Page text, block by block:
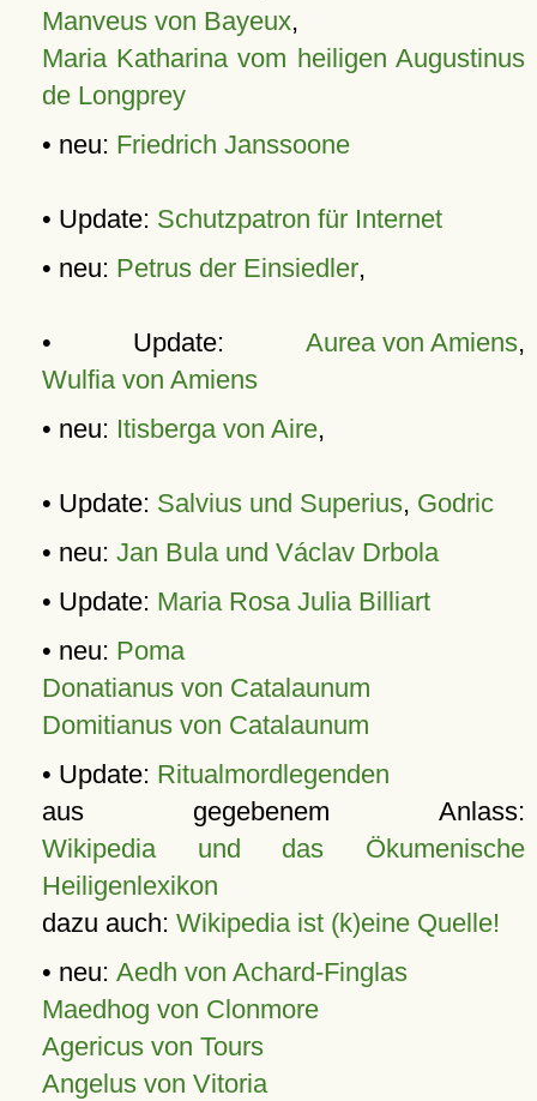
Manveus von Bayeux,
Maria Katharina vom heiligen Augustinus
de Longprey
• neu: Friedrich Janssoone
• Update: Schutzpatron für Internet
• neu: Petrus der Einsiedler,
• Update: Aurea von Amiens,
Wulfia von Amiens
• neu: Itisberga von Aire,
• Update: Salvius und Superius, Godric
• neu: Jan Bula und Václav Drbola
• Update: Maria Rosa Julia Billiart
• neu: Poma
Donatianus von Catalaunum
Domitianus von Catalaunum
• Update: Ritualmordlegenden
aus gegebenem Anlass:
Wikipedia und das Ökumenische
Heiligenlexikon
dazu auch: Wikipedia ist (k)eine Quelle!
• neu: Aedh von Achard-Finglas
Maedhog von Clonmore
Agericus von Tours
Angelus von Vitoria